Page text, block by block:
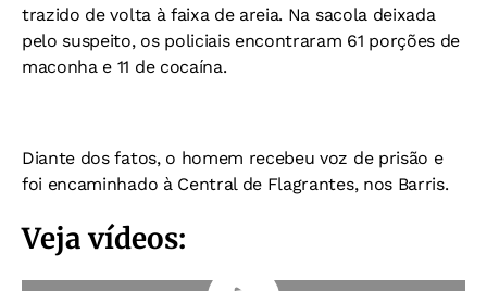
trazido de volta à faixa de areia. Na sacola deixada
pelo suspeito, os policiais encontraram 61 porções de
maconha e 11 de cocaína.
Diante dos fatos, o homem recebeu voz de prisão e
foi encaminhado à Central de Flagrantes, nos Barris.
Veja vídeos: